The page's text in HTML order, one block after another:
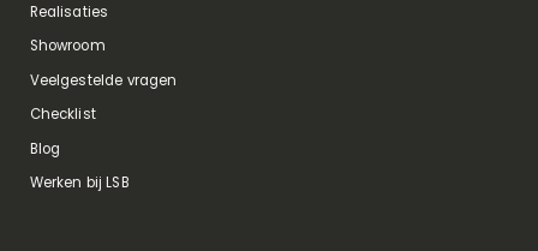
Realisaties
Showroom
Veelgestelde vragen
Checklist
Blog
Werken bij LSB